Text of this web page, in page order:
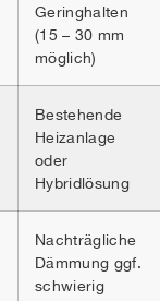
Geringhalten
(15 – 30 mm
möglich)
Bestehende
Heizanlage
oder
Hybridlösung
Nachträgliche
Dämmung ggf.
schwierig